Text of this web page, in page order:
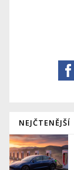
NEJČTENĚJŠÍ